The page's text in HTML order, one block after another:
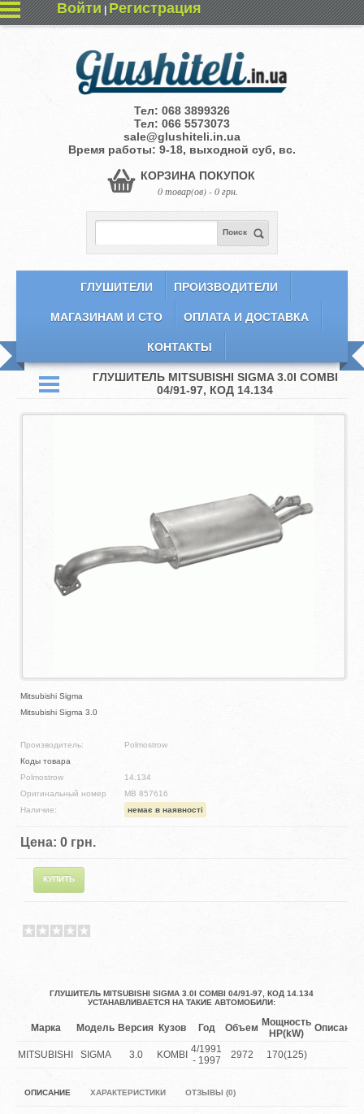
Войти|Регистрация
Тел: 068 3899326
Тел: 066 5573073
sale@glushiteli.in.ua
Время работы: 9-18, выходной суб, вс.
КОРЗИНА ПОКУПОК
0 товар(ов) - 0 грн.
Поиск
ГЛУШИТЕЛИ ПРОИЗВОДИТЕЛИ
МАГАЗИНАМ И СТО ОПЛАТА И ДОСТАВКА
КОНТАКТЫ
ГЛУШИТЕЛЬ MITSUBISHI SIGMA 3.0I COMBI
04/91-97, КОД 14.134
Mitsubishi Sigma
Mitsubishi Sigma 3.0
Производитель:
Polmostrow
Коды товара
Polmostrow
14.134
Оригинальный номер
MB 857616
Наличие:
немає в наявності
Цена:0 грн.
ГЛУШИТЕЛЬ MITSUBISHI SIGMA 3.0I COMBI 04/91-97, КОД 14.134
УСТАНАВЛИВАЕТСЯ НА ТАКИЕ АВТОМОБИЛИ:
Марка Модель Версия Кузов Год Объем Мощность
HP(kW)
Описание
MITSUBISHI SIGMA 3.0 KOMBI 4/1991
- 1997
2972 170(125)
ОПИСАНИЕ ХАРАКТЕРИСТИКИ ОТЗЫВЫ (0)